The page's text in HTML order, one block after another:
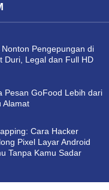
Nonton Pengepungan di
Duri, Legal dan Full HD
Pesan GoFood Lebih dari
Alamat
Cara Hacker
Pixel Layar Android
Tanpa Kamu Sadar